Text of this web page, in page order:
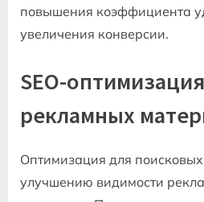
повышения коэффициента
увеличения конверсии.
SEO-
рекламных
Оптимизация для поисковых
улучшению видимости